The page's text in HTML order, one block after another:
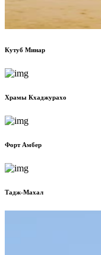
Кутуб Минар
Храмы Кхаджурахо
Форт Амбер
Тадж-Махал